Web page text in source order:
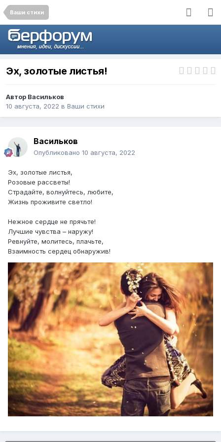
Ваши стихи
Эх, золотые листья!
Автор Васильков
10 августа, 2022 в Ваши стихи
Васильков
Опубликовано 10 августа, 2022
Эх, золотые листья,
Розовые рассветы!
Страдайте, волнуйтесь, любите,
Жизнь проживите светло!
Нежное сердце не прячьте!
Лучшие чувства – наружу!
Ревнуйте, молитесь, плачьте,
Взаимность сердец обнаружив!